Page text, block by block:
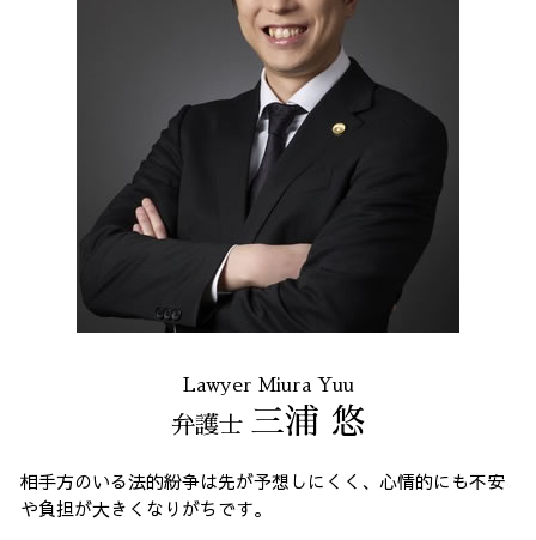
Lawyer Miura Yuu
弁護士 三浦 悠
相手方のいる法的紛争は先が予想しにくく、心情的にも不安
や負担が大きくなりがちです。